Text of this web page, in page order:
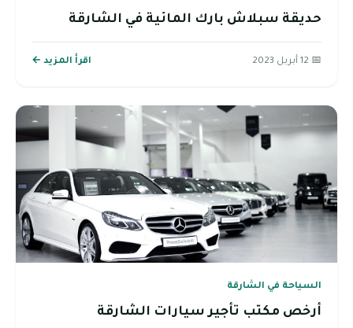
حديقة سبلاش بارك المائية في الشارقة
📅 12 أبريل 2023 اقرأ المزيد ←
السياحة في الشارقة
أرخص مكتب تأجير سيارات الشارقة